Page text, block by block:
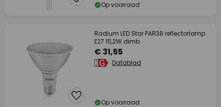
Op voorraad
Radium LED Star PAR38 reflectorlamp
E27 15,2W dimb
€ 31,55
Datablad
Op voorraad